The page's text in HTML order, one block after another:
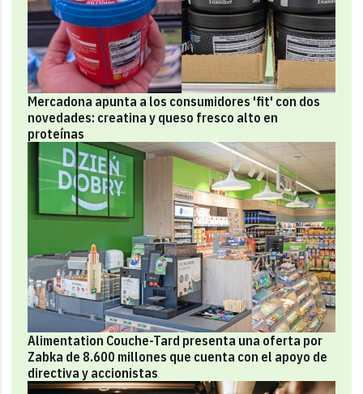
Mercadona apunta a los consumidores 'fit' con dos
novedades: creatina y queso fresco alto en
proteínas
Alimentation Couche-Tard presenta una oferta por
Zabka de 8.600 millones que cuenta con el apoyo de
directiva y accionistas